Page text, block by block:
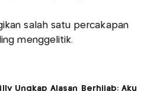
salah satu percakapan
menggelitik.
Ungkap Alasan Berhijab: Aku